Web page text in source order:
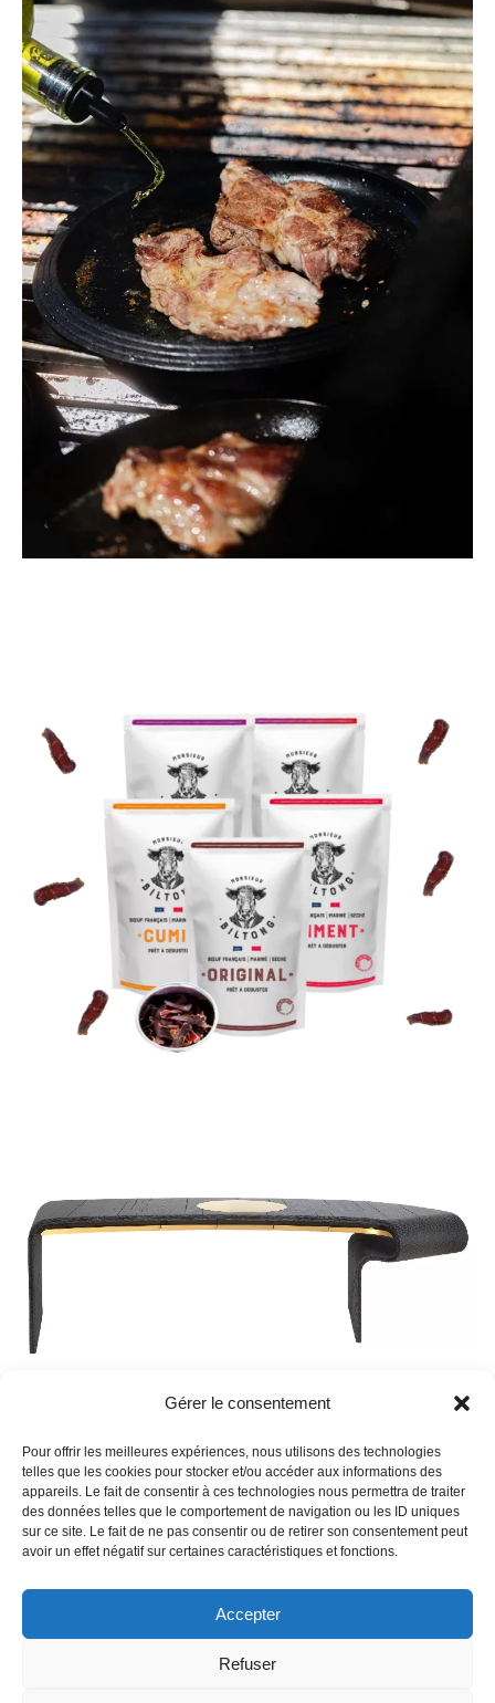
Gérer le consentement
Pour offrir les meilleures expériences, nous utilisons des technologies
telles que les cookies pour stocker et/ou accéder aux informations des
appareils. Le fait de consentir à ces technologies nous permettra de traiter
des données telles que le comportement de navigation ou les ID uniques
sur ce site. Le fait de ne pas consentir ou de retirer son consentement peut
avoir un effet négatif sur certaines caractéristiques et fonctions.
Accepter
Refuser
Go to the previous page
1 2 3 4 5 … 54
Aller à